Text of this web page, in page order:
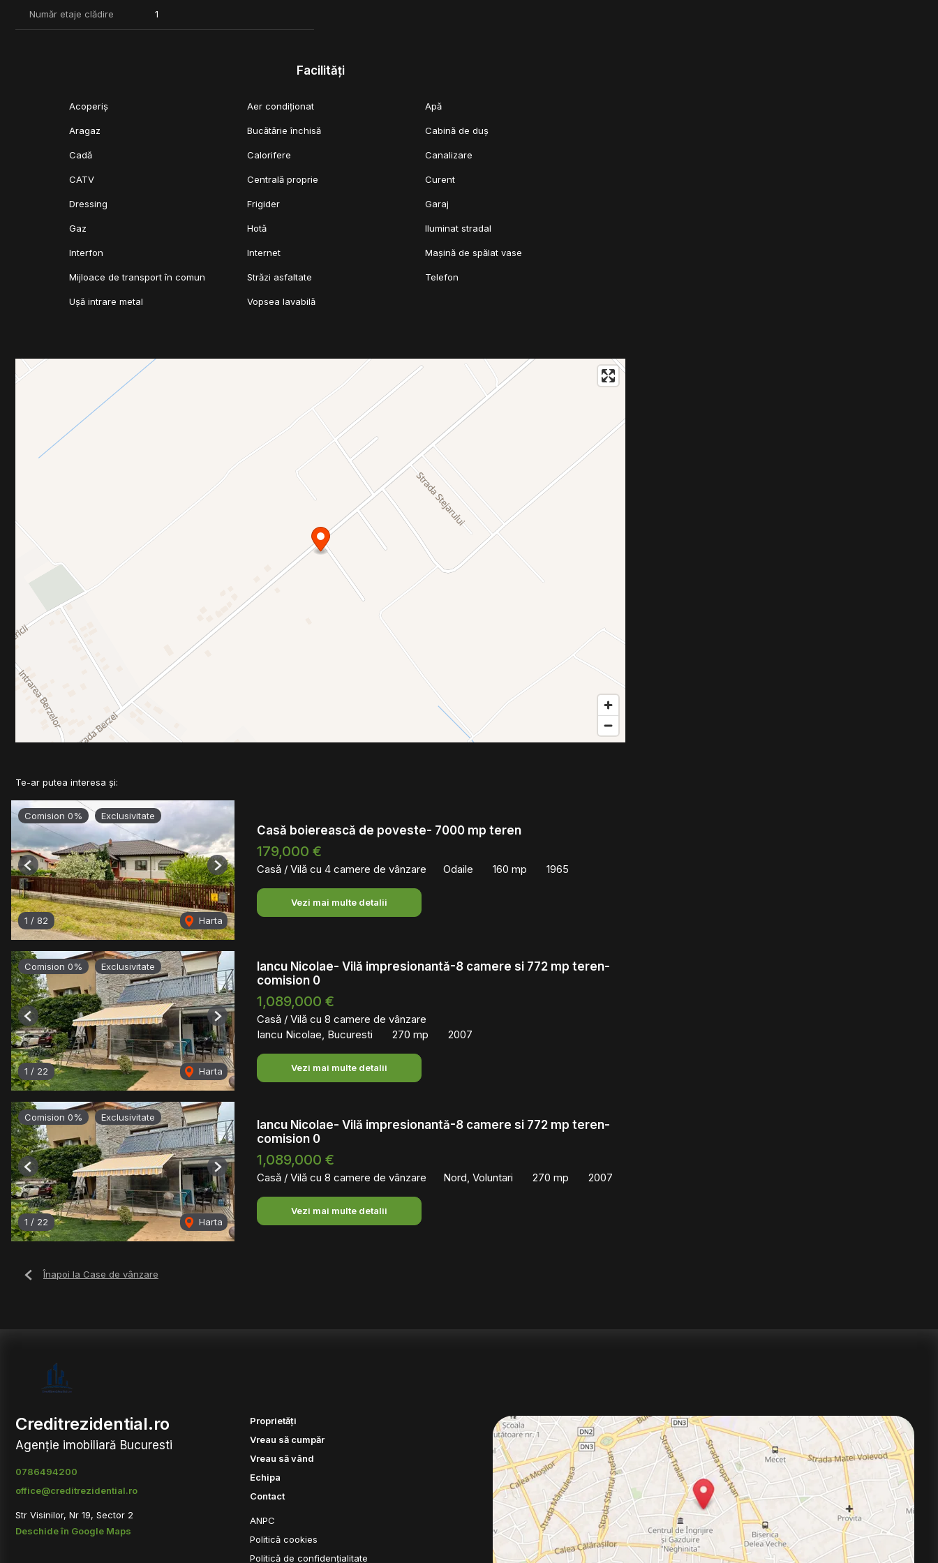
Număr etaje clădire 1
Facilități
Acoperiș Aer condiționat Apă
Aragaz Bucătărie închisă Cabină de duș
Cadă Calorifere Canalizare
CATV Centrală proprie Curent
Dressing Frigider Garaj
Gaz Hotă Iluminat stradal
Interfon Internet Mașină de spălat vase
Mijloace de transport în comun Străzi asfaltate Telefon
Ușă intrare metal Vopsea lavabilă
Te-ar putea interesa și:
Comision 0% Exclusivitate
1 / 82 Harta
Previous Next
Casă boierească de poveste- 7000 mp teren
179,000 €
Casă / Vilă cu 4 camere de vânzare Odaile 160 mp 1965
Vezi mai multe detalii
Comision 0% Exclusivitate
1 / 22 Harta
Previous Next
Iancu Nicolae- Vilă impresionantă-8 camere si 772 mp teren-
comision 0
1,089,000 €
Casă / Vilă cu 8 camere de vânzare
Iancu Nicolae, Bucuresti
270 mp 2007
Vezi mai multe detalii
Comision 0% Exclusivitate
1 / 22 Harta
Previous Next
Iancu Nicolae- Vilă impresionantă-8 camere si 772 mp teren-
comision 0
1,089,000 €
Casă / Vilă cu 8 camere de vânzare Nord, Voluntari 270 mp 2007
Vezi mai multe detalii
Înapoi la Case de vânzare
Creditrezidential.ro
Agenție imobiliară Bucuresti
0786494200
office@creditrezidential.ro
Str Visinilor, Nr 19, Sector 2
Deschide în Google Maps
Proprietăți
Vreau să cumpăr
Vreau să vând
Echipa
Contact
ANPC
Politică cookies
Politică de confidențialitate